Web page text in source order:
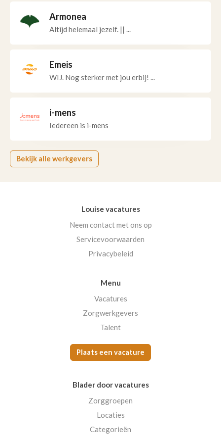
Armonea
Altijd helemaal jezelf. || ...
Emeis
WIJ. Nog sterker met jou erbij! ...
i-mens
Iedereen is i-mens
Bekijk alle werkgevers
Louise vacatures
Neem contact met ons op
Servicevoorwaarden
Privacybeleid
Menu
Vacatures
Zorgwerkgevers
Talent
Plaats een vacature
Blader door vacatures
Zorggroepen
Locaties
Categorieën